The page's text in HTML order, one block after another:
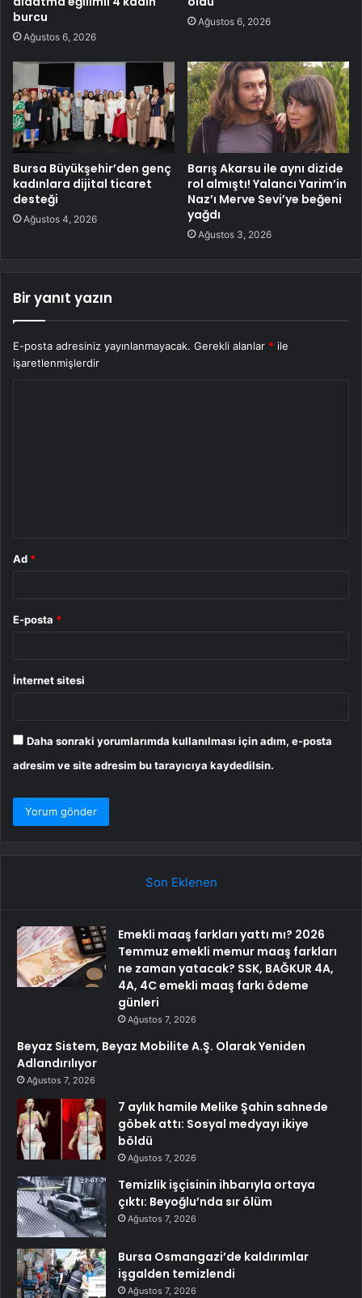
burcu
Ağustos 6, 2026
Ağustos 6, 2026
Bursa Büyükşehir’den genç
kadınlara dijital ticaret
desteği
Ağustos 4, 2026
Barış Akarsu ile aynı dizide
rol almıştı! Yalancı Yarim’in
Naz’ı Merve Sevi’ye beğeni
yağdı
Ağustos 3, 2026
Bir yanıt yazın
E-posta adresiniz yayınlanmayacak. Gerekli alanlar * ile
işaretlenmişlerdir
Ad *
E-posta *
İnternet sitesi
Daha sonraki yorumlarımda kullanılması için adım, e-posta
adresim ve site adresim bu tarayıcıya kaydedilsin.
Son Eklenen
Emekli maaş farkları yattı mı? 2026
Temmuz emekli memur maaş farkları
ne zaman yatacak? SSK, BAĞKUR 4A,
4A, 4C emekli maaş farkı ödeme
günleri
Ağustos 7, 2026
Beyaz Sistem, Beyaz Mobilite A.Ş. Olarak Yeniden
Adlandırılıyor
Ağustos 7, 2026
7 aylık hamile Melike Şahin sahnede
göbek attı: Sosyal medyayı ikiye
böldü
Ağustos 7, 2026
Temizlik işçisinin ihbarıyla ortaya
çıktı: Beyoğlu’nda sır ölüm
Ağustos 7, 2026
Bursa Osmangazi’de kaldırımlar
işgalden temizlendi
Ağustos 7, 2026